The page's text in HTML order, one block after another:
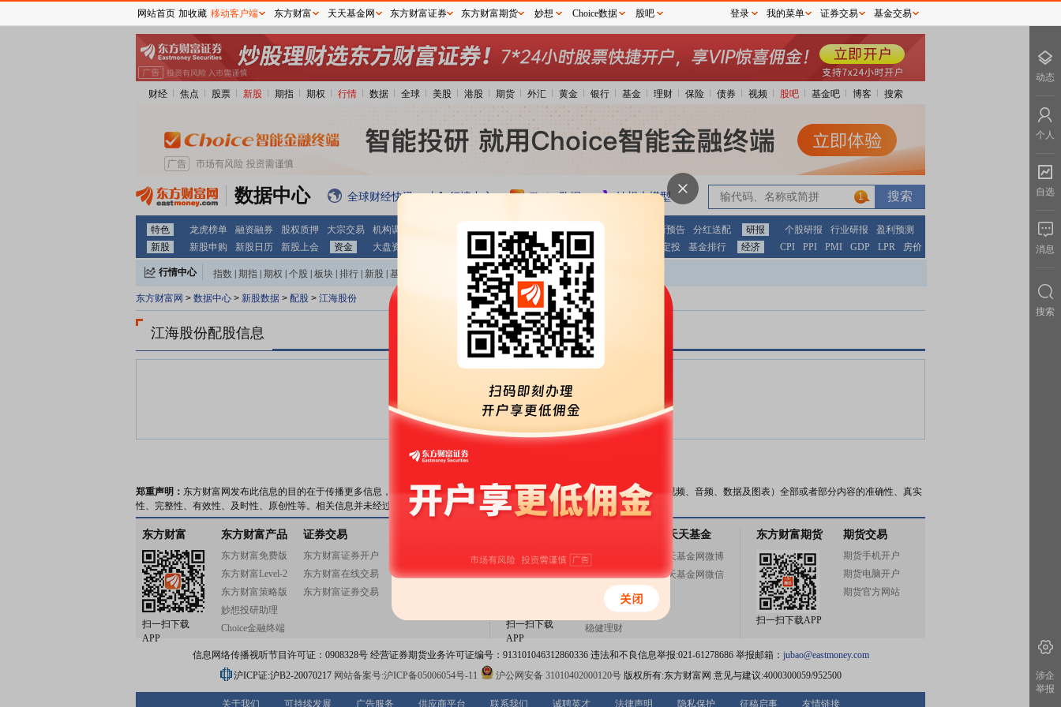
财经 焦点 股票 新股 期指 期权 行情 数据 全球 美股 港股 期货 外汇 黄金 银行 基金 理财 保险 债券 视频 股吧 基金吧 博客 搜索
数据中心 全球财经快讯 行情中心 Choice数据 妙想大模型 1
特色 龙虎榜单 融资融券 股权质押 大宗交易 机构调研 公告大全 条件选股 财报 业绩报表 最新预告 分红送配 研报 个股研报 行业研报
盈利预测
新股
新股申购 新股日历 新股上会 资金 大盘资金 板块资金 沪 港 通 基金 基金定投 基金排行 经济 CPI PPI PMI GDP LPR 房价
行情中心 指数 期指 期权 个股 板块 排行 新股 基金 期货 | 外汇 | 黄金 | 自选股 自选基金
东方财富网 > 数据中心 > 新股数据 > 配股 > 江海股份
江海股份配股信息
暂无数据
郑重声明： 东方财富网发布此信息的目的在于传播更多信息，与本站立场无关。东方财富网不保证该信息（包括但不限于文字、视频、音频、数据及图表）全部或者部分内容的准确性、真实
性、完整性、有效性、及时性、原创性等。相关信息并未经过本网站证实，不对您构成任何投资建议，据此操作，风险自担。
东方财富
扫一扫下载
APP
东方财富产品
东方财富免费版
东方财富Level-2
东方财富策略版
妙想投研助理
Choice金融终端
证券交易
东方财富证券开户
东方财富在线交易
东方财富证券交易
东方财富网微博
东方财富网微信
扫一扫下载
APP
基金开户
基金交易
活期宝
基金产品
稳健理财
关注天天基金
天天基金网微博
天天基金网微信
东方财富期货
扫一扫下载APP
期货交易
期货手机开户
期货电脑开户
期货官方网站
信息网络传播视听节目许可证：0908328号 经营证券期货业务许可证编号：913101046312860336 违法和不良信息举报:021-61278686 举报邮箱： jubao@eastmoney.com
沪ICP证:沪B2-20070217 网站备案号:沪ICP备05006054号-11 沪公网安备 31010402000120号版权所有:东方财富网 意见与建议:4000300059/952500
关于我们 可持续发展 广告服务 供应商平台 联系我们 诚聘英才 法律声明 隐私保护 征稿启事 友情链接
网站首页 加收藏 移动客户端 东方财富 天天基金网 东方财富证券 东方财富期货 妙想 Choice数据 股吧 登录 我的菜单 证券交易 基金交易
动态
个人
自选
消息
搜索
涉企
举报